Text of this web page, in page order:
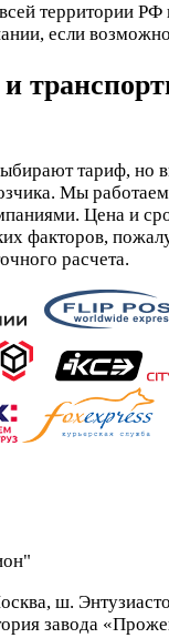
территории
если
тариф, но
Мы
Цена и
факторов,
расчета.
ш.
завода